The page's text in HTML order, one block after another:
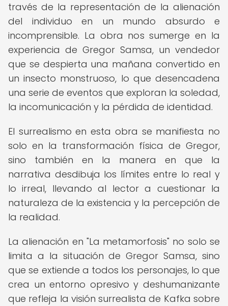
través de la representación de la alienación
del individuo en un mundo absurdo e
incomprensible. La obra nos sumerge en la
experiencia de Gregor Samsa, un vendedor
que se despierta una mañana convertido en
un insecto monstruoso, lo que desencadena
una serie de eventos que exploran la soledad,
la incomunicación y la pérdida de identidad.
El surrealismo en esta obra se manifiesta no
solo en la transformación física de Gregor,
sino también en la manera en que la
narrativa desdibuja los límites entre lo real y
lo irreal, llevando al lector a cuestionar la
naturaleza de la existencia y la percepción de
la realidad.
La alienación en "La metamorfosis" no solo se
limita a la situación de Gregor Samsa, sino
que se extiende a todos los personajes, lo que
crea un entorno opresivo y deshumanizante
que refleja la visión surrealista de Kafka sobre